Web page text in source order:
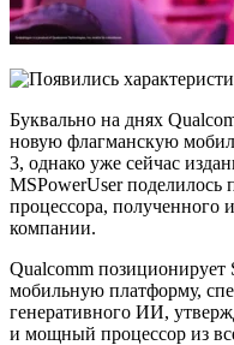
Буквально на днях
новую флагманскую
3, однако уже сейчас
MSPowerUser поделилось
процессора, полученного
компании.
Qualcomm позиционирует
мобильную платформу,
генеративного ИИ,
и мощный процессор из